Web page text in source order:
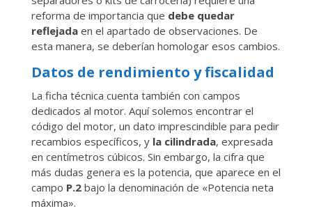
reforma de importancia que debe quedar
reflejadaen el apartado de observaciones. De
esta manera, se deberían homologar esos cambios.
Datos de rendimiento y fiscalidad
La ficha técnica cuenta también con campos
dedicados al motor. Aquí solemos encontrar el
código del motor, un dato imprescindible para pedir
recambios específicos, y la cilindrada, expresada
en centímetros cúbicos. Sin embargo, la cifra que
más dudas genera es la potencia, que aparece en el
campo P.2bajo la denominación de «Potencia neta
máxima».